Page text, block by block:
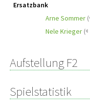
Ersatzbank
Arne Sommer (
Nele Krieger (
Aufstellung F2
Spielstatistik